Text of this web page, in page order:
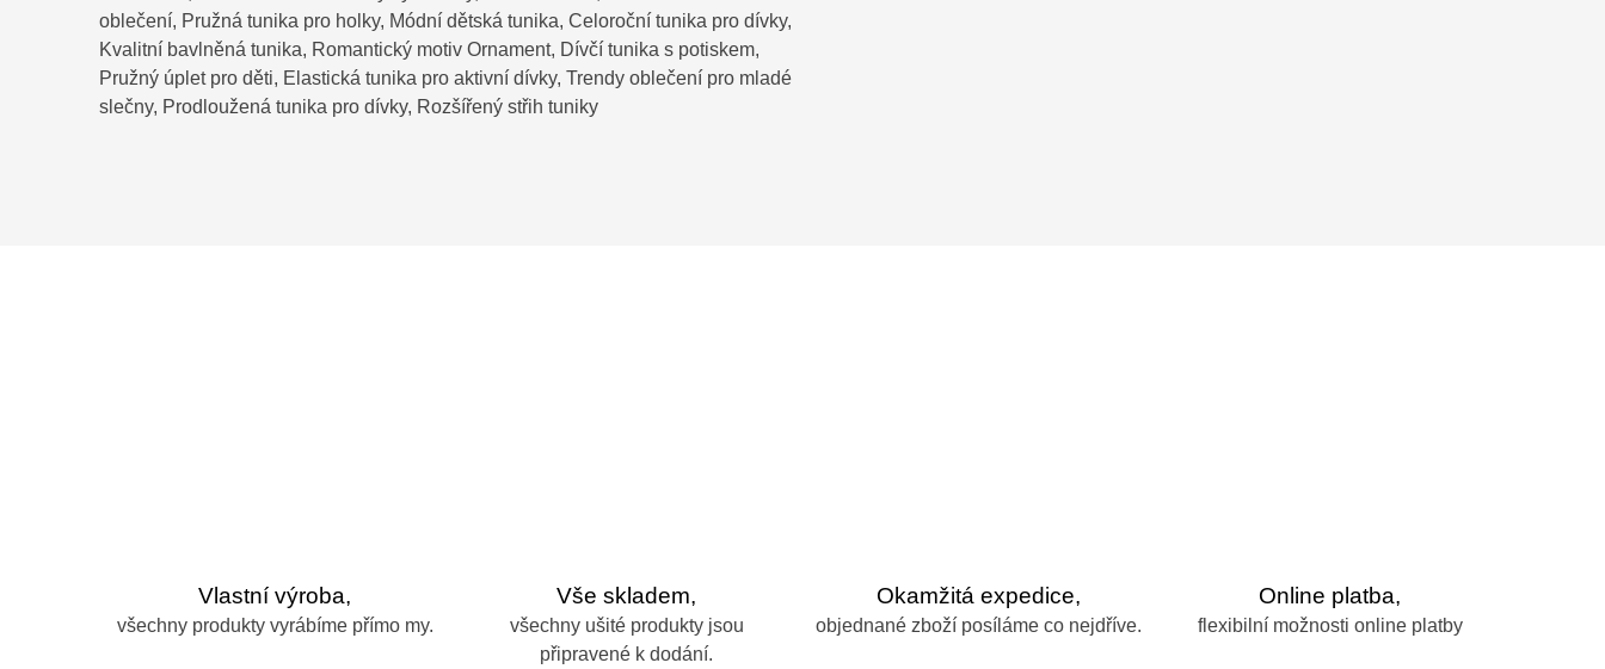
oblečení, Pružná tunika pro holky, Módní dětská tunika, Celoroční tunika pro dívky,
Kvalitní bavlněná tunika, Romantický motiv Ornament, Dívčí tunika s potiskem,
Pružný úplet pro děti, Elastická tunika pro aktivní dívky, Trendy oblečení pro mladé
slečny, Prodloužená tunika pro dívky, Rozšířený střih tuniky
Vlastní výroba,
všechny produkty vyrábíme přímo my.
Vše skladem,
všechny ušité produkty jsou
připravené k dodání.
Okamžitá expedice,
objednané zboží posíláme co nejdříve.
Online platba,
flexibilní možnosti online platby